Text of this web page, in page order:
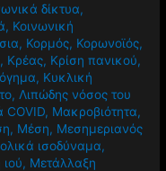
δίκτυα,
, Κοινωνική
, Κορμός, Κορωνοϊός,
, Κρέας, Κρίση πανικού,
, Κυκλική
, Λιπώδης νόσος του
, Μακροβιότητα,
, Μέση, Μεσημεριανός
ισοδύναμα,
, Μετάλλαξη